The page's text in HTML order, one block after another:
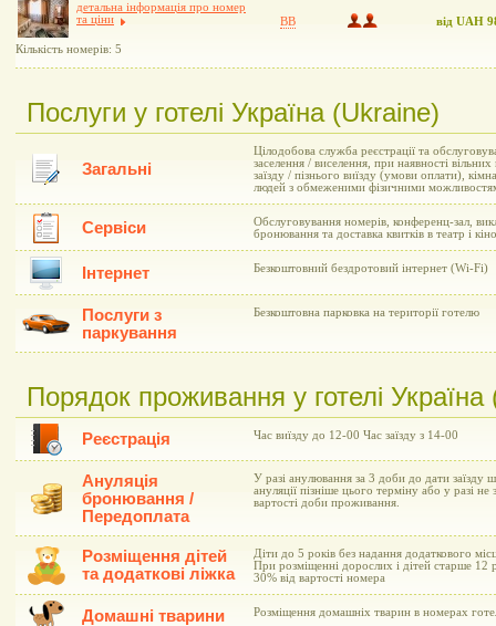
детальна інформація про номер
та ціни
Кількість номерів: 5
BB від UAH
Послуги у готелі Україна (Ukraine)
Загальні
Цілодобова служба реєстрації та
заселення / виселення, при наявності
заїзду / пізнього виїзду (умови оплати),
людей з обмеженими фізичними
Сервіси
Обслуговування номерів, конференц-зал,
бронювання та доставка квитків в театр і
Інтернет Безкоштовний бездротовий інтернет (Wi-Fi)
Послуги з
паркування
Безкоштовна парковка на території готелю
Порядок проживання у готелі
Реєстрація Час виїзду до 12-00 Час заїзду з 14-00
Ануляція
бронювання /
Передоплата
У разі анулювання за 3 доби до дати заїзду
ануляції пізніше цього терміну або у разі не
вартості доби проживання.
Розміщення дітей
та додаткові ліжка
Діти до 5 років без надання додаткового
При розміщенні дорослих і дітей старше 12
30% від вартості номера
Домашні тварини Розміщення домашніх тварин в номерах